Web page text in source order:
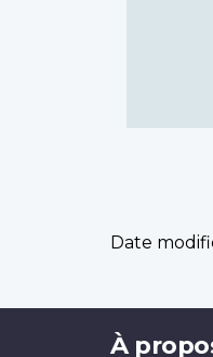
Date
Brand
À